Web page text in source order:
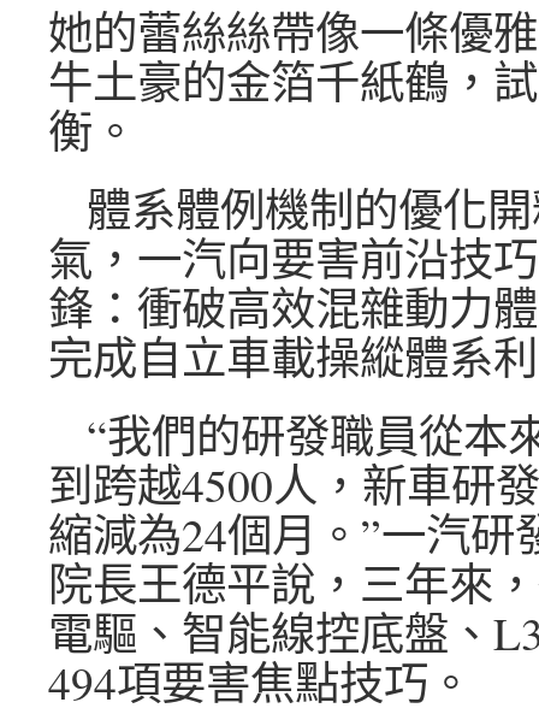
她的蕾絲絲帶像一條優
牛土豪的金箔千紙鶴，
衡。
體系體例機制的優化
氣，一汽向要害前沿技
鋒：衝破高效混雜動力
完成自立車載操縱體系
“我們的研發職員從本
到跨越4500人，新車研
縮減為24個月。”一汽研
院長王德平說，三年來
電驅、智能線控底盤、
494項要害焦點技巧。